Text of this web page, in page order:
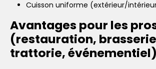
Cuisson uniforme (extérieur/
Avantages pour les
(restauration,
trattorie, événementiel)